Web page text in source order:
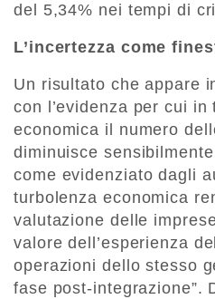
del 5,34% nei tempi di
L’incertezza come
Un risultato che appare
con l’evidenza per cui
economica il numero
diminuisce
come evidenziato dagli
turbolenza economica
valutazione delle
valore dell’esperienza
operazioni dello stesso
fase post-integrazione”.